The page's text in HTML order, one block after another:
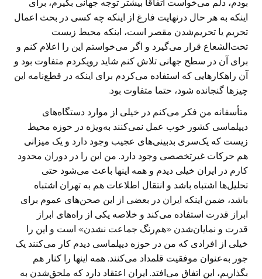
بودم، دلم می‌خواست اتفاقا بیشتر توجه جهانی بگیرم، برای
اینکه به هر حال درنهایت فارغ از اینکه چه کسی در بحث اعمال
تحریم یا تحریم‌شدن مقصر است، اینکه محیط زیست
تحت‌الشعاع قرار می‌گیرد و اگر می‌خواستم این را اعلام کنم و
برای آن در سطح جهانی تلاش کنم شاید رویکردم متفاوت بود و
آن راهکارهایی که استفاده می‌کردم برای اینکه در قطع‌نامه این
چیزها گنجانده شود، حتما متفاوت بود.
متأسفانه من فکر می‌کنم در خیلی از موارد دستگاه‌های
دیپلماسی کشور خوب عمل نمی‌کنند به‌‌ویژه در حوزه محیط
زیست که یک‌سری بدبینی‌های عجیب وجود دارد و یک میزانی
هم حرکات غیرتخصصی وجود دارد. من این را در دوران محدود
کارم در ایران خیلی دیدم و همه اینها باعث می‌شود حتی
تحلیل‌ها اشتباه باشد و انتقال اطلاعات هم به تهران اشتباه
باشد، ضمن اینکه ایران در بعضی از این صحن‌های عموم برای
ابراز قدرت استفاده می‌کند و خلاصه یکی از راه‌های ابراز
قدرت و نمایان‌شدن «هم‌رنگ جماعت نشدن» است و این را
خیلی از افرادی که من در حوزه دیپلماسی دیدم کار می‌کنند یک
جور به‌عنوان موفقیت قلمداد می‌کنند. همه اینها را کنار هم
بگذاریم، این اتفاق می‌افتد. ایران اعتقاد دارد که ملحق‌شدن به